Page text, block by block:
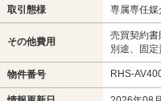
取引態様 専属専任媒
その他費用
売買契約
別途、固
物件番号 RHS-